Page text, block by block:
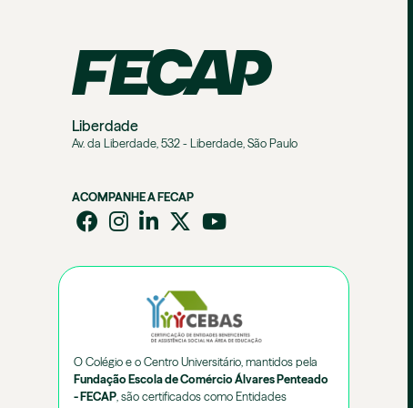
Liberdade
Av. da Liberdade, 532 - Liberdade, São Paulo
ACOMPANHE A FECAP
O Colégio e o Centro Universitário, mantidos pela
Fundação Escola de Comércio Álvares Penteado
- FECAP , são certificados como Entidades